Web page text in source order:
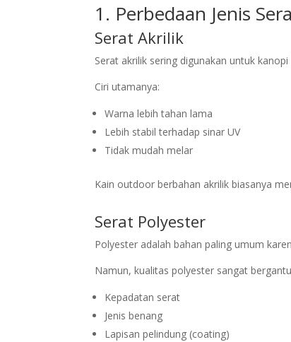
1. Perbedaan Jenis
Serat Akrilik
Serat akrilik sering digunakan untuk
Ciri utamanya:
Warna lebih tahan lama
Lebih stabil terhadap sinar UV
Tidak mudah melar
Kain outdoor berbahan akrilik biasanya
Serat Polyester
Polyester adalah bahan paling umum
Namun, kualitas polyester sangat
Kepadatan serat
Jenis benang
Lapisan pelindung (coating)